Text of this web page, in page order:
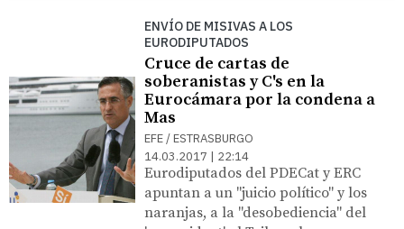
ENVÍO DE MISIVAS A LOS
EURODIPUTADOS
Cruce de cartas de
soberanistas y C's en la
Eurocámara por la condena a
Mas
EFE / ESTRASBURGO
14.03.2017 | 22:14
Eurodiputados del PDECat y ERC
apuntan a un "juicio político" y los
naranjas, a la "desobediencia" del